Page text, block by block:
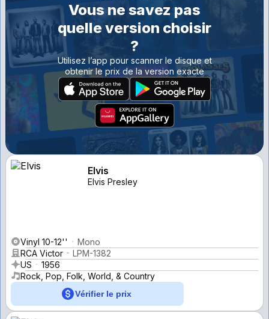
Vous ne savez pas
quelle version choisir
?
Utilisez l’app pour scanner le disque et
obtenir le prix de la version exacte
Elvis
Elvis Presley
Vinyl 10-12''
Mono
RCA Victor
LPM-1382
US
1956
Rock, Pop, Folk, World, & Country
Vérifier le prix